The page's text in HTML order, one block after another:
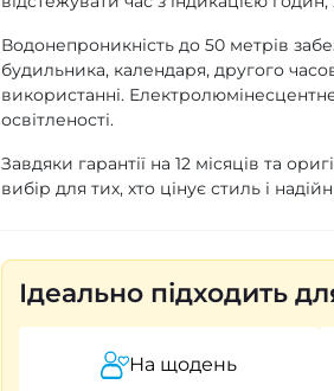
Водонепроникність до 50 метрів
будильника, календаря, другого
використанні.
освітленості.
Завдяки гарантії на 12 місяців та
вибір для тих, хто цінує стиль і
Ідеально підходить
На щодень